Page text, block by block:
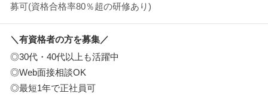
募可(資格合格率80％超の研修あり)
＼有資格者の方を募集／
◎30代・40代以上も活躍中
◎Web面接相談OK
◎最短1年で正社員可